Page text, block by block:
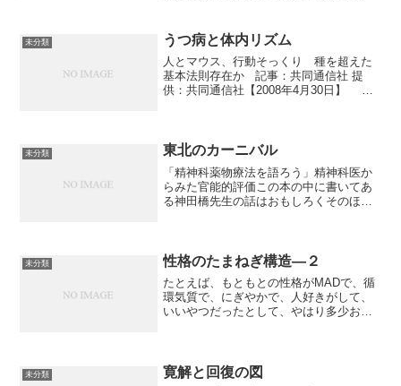
未分類 うつ病と体内リズム
人とマウス、行動そっくり 種を超えた
基本法則存在か 記事：共同通信社 提
供：共同通信社【2008年4月30日】 マ
ス研究所（大...
未分類 東北のカーニバル
「精神科薬物療法を語ろう」精神科医か
らみた官能的評価この本の中に書いてあ
る神田橋先生の話はおもしろくそのほか
相撲さんが出ていて執着気...
未分類 性格のたまねぎ構造―２
たとえば、もともとの性格がMADで、循
環気質で、にぎやかで、人好きがして、
いいやつだったとして、やはり多少おせ
MAD(チクロチーム)...
未分類 寛解と回復の図